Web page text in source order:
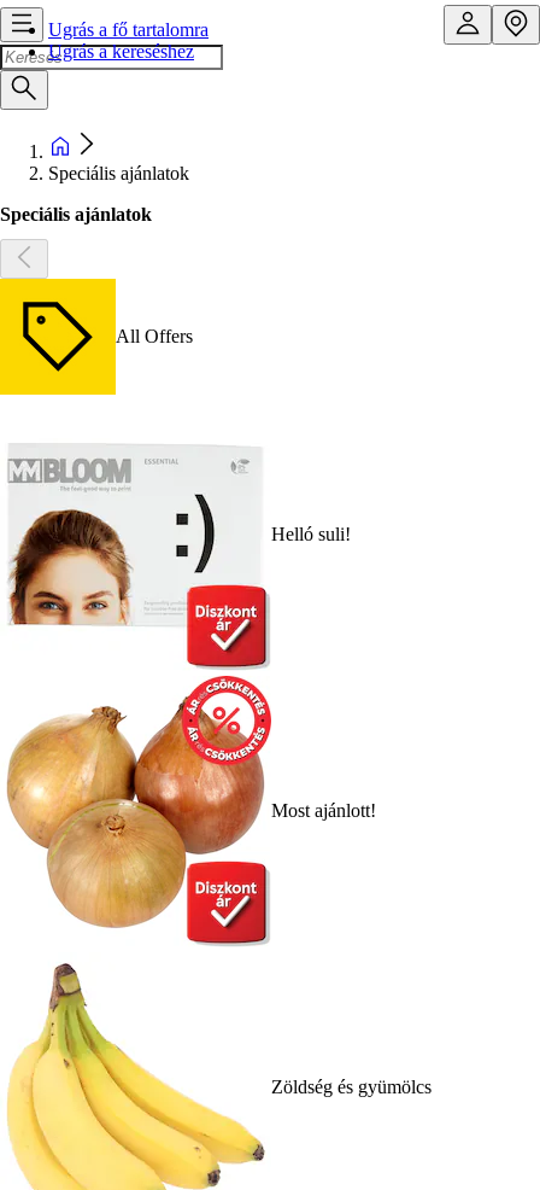
Ugrás a fő tartalomra
Ugrás a kereséshez
Speciális ajánlatok
Speciális ajánlatok
All Offers
Helló suli!
Most ajánlott!
Zöldség és gyümölcs